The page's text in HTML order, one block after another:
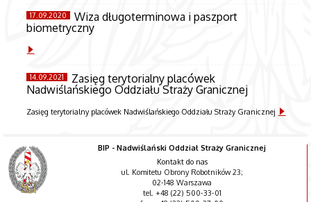
17.09.2020 Wiza długoterminowa i paszport
biometryczny
14.09.2021 Zasięg terytorialny placówek
Nadwiślańskiego Oddziału Straży Granicznej
Zasięg terytorialny placówek Nadwiślańskiego Oddziału Straży Granicznej
BIP - Nadwiślański Oddział Straży Granicznej
Kontakt do nas
ul. Komitetu Obrony Robotników 23;
02-148 Warszawa
tel. +48 (22) 500-33-01